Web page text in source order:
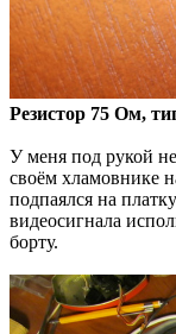
Резистор 75 Ом,
У меня под рукой
своём хламовнике
подпаялся на
видеосигнала
борту.